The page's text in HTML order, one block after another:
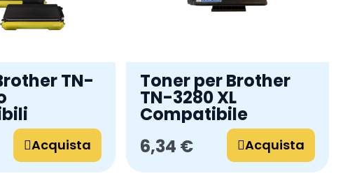
TN-
Acquista
Toner per Brother
TN-3280 XL
Compatibile
6,34 €
Acquista